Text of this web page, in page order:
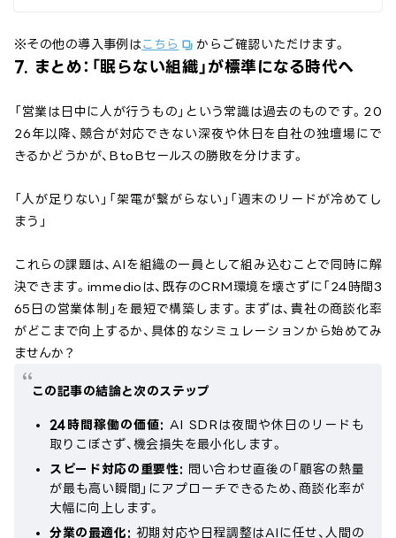
や予約直後の即時フォローにより商談の質向上にも取り組み、成約に
さらなる商談創出を目指しています。
※その他の導入事例は こちら からご確認いただけます。
7. まとめ：「眠らない組織」が標準になる時代へ
「営業は日中に人が行うもの」という常識は過去のものです。20
26年以降、競合が対応できない深夜や休日を自社の独壇場にで
きるかどうかが、BtoBセールスの勝敗を分けます。
「人が足りない」「架電が繋がらない」「週末のリードが冷めてし
まう」
これらの課題は、AIを組織の一員として組み込むことで同時に解
決できます。immedioは、既存のCRM環境を壊さずに「24時間3
65日の営業体制」を最短で構築します。まずは、貴社の商談化率
がどこまで向上するか、具体的なシミュレーションから始めてみ
ませんか？
この記事の結論と次のステップ
24時間稼働の価値: AI SDRは夜間や休日のリードも
取りこぼさず、機会損失を最小化します。
スピード対応の重要性: 問い合わせ直後の「顧客の熱量
が最も高い瞬間」にアプローチできるため、商談化率が
大幅に向上します。
分業の最適化: 初期対応や日程調整はAIに任せ、人間の